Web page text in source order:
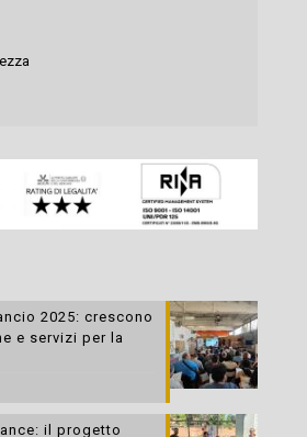
2025: crescono
e servizi per la
il progetto